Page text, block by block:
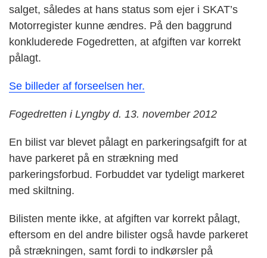
salget, således at hans status som ejer i SKAT’s
Motorregister kunne ændres. På den baggrund
konkluderede Fogedretten, at afgiften var korrekt
pålagt.
Se billeder af forseelsen her.
Fogedretten i Lyngby d. 13. november 2012
En bilist var blevet pålagt en parkeringsafgift for at
have parkeret på en strækning med
parkeringsforbud. Forbuddet var tydeligt markeret
med skiltning.
Bilisten mente ikke, at afgiften var korrekt pålagt,
eftersom en del andre bilister også havde parkeret
på strækningen, samt fordi to indkørsler på